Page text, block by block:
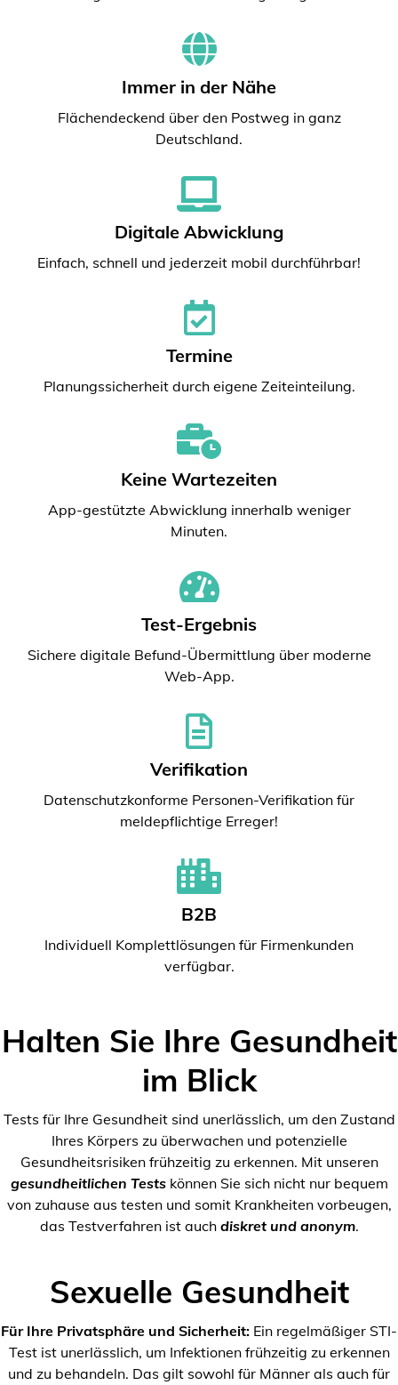
Immer in der Nähe
Flächendeckend über den Postweg in ganz
Deutschland.
Digitale Abwicklung
Einfach, schnell und jederzeit mobil durchführbar!
Termine
Planungssicherheit durch eigene Zeiteinteilung.
Keine Wartezeiten
App-gestützte Abwicklung innerhalb weniger
Minuten.
Test-Ergebnis
Sichere digitale Befund-Übermittlung über moderne
Web-App.
Verifikation
Datenschutzkonforme Personen-Verifikation für
meldepflichtige Erreger!
B2B
Individuell Komplettlösungen für Firmenkunden
verfügbar.
Halten Sie Ihre Gesundheit
im Blick
Tests für Ihre Gesundheit sind unerlässlich, um den Zustand
Ihres Körpers zu überwachen und potenzielle
Gesundheitsrisiken frühzeitig zu erkennen. Mit unseren
gesundheitlichen Testskönnen Sie sich nicht nur bequem
von zuhause aus testen und somit Krankheiten vorbeugen,
das Testverfahren ist auch diskret und anonym.
Sexuelle Gesundheit
Für Ihre Privatsphäre und Sicherheit: Ein regelmäßiger STI-
Test ist unerlässlich, um Infektionen frühzeitig zu erkennen
und zu behandeln. Das gilt sowohl für Männer als auch für